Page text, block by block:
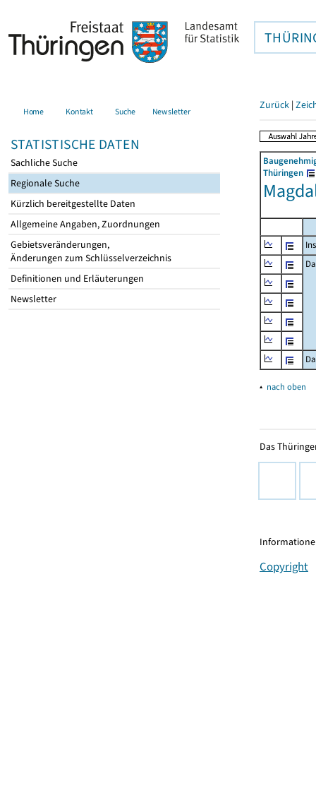
Home Kontakt Suche Newsletter
STATISTISCHE DATEN
Sachliche Suche
Regionale Suche
Kürzlich bereitgestellte Daten
Allgemeine Angaben, Zuordnungen
Gebietsveränderungen,
Änderungen zum Schlüsselverzeichnis
Definitionen und Erläuterungen
Newsletter
Zurück |
Thüringen
▴ nach oben
Das
Copyright